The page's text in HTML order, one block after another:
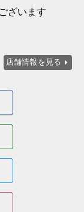
ざいます
店舗情報を見る